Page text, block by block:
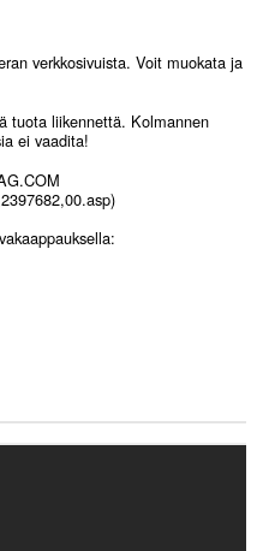
verkkosivuista. Voit muokata ja
tuota liikennettä. Kolmannen
ei vaadita!